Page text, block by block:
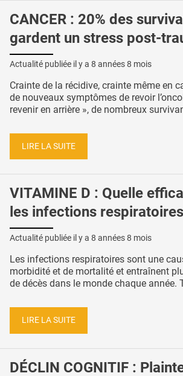
CANCER : 20% des
gardent un stress post-
Actualité publiée il y a 8 années 8 mois
Crainte de la récidive, crainte même en
de nouveaux symptômes de revoir
revenir en arrière », de nombreux
LIRE LA SUITE
VITAMINE D : Quelle
les infections
Actualité publiée il y a 8 années 8 mois
Les infections respiratoires sont une
morbidité et de mortalité et entraînent
de décès dans le monde chaque année.
LIRE LA SUITE
DÉCLIN COGNITIF :